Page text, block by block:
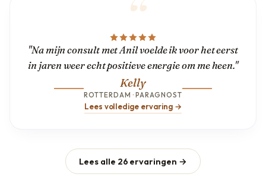
"Na mijn consult met Anil voelde ik voor het eerst
in jaren weer echt positieve energie om me heen."
Kelly
ROTTERDAM · PARAGNOST
Lees volledige ervaring →
Lees alle 26 ervaringen →